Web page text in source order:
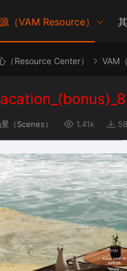
（VAM Resource）
（Resource Center） VAM
（Scenes） 1.41k 58